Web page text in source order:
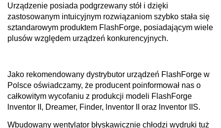
Urządzenie posiada podgrzewany stół i dzięki
zastosowanym intuicyjnym rozwiązaniom szybko stała się
sztandarowym produktem FlashForge, posiadającym wiele
plusów względem urządzeń konkurencyjnych.
Jako rekomendowany dystrybutor urządzeń FlashForge w
Polsce oświadczamy, że producent poinformował nas o
całkowitym wycofaniu z produkcji modeli FlashForge
lnventor II, Dreamer, Finder, lnventor II oraz lnventor IIS.
Wbudowany wentylator błyskawicznie chłodzi wydruki tuż